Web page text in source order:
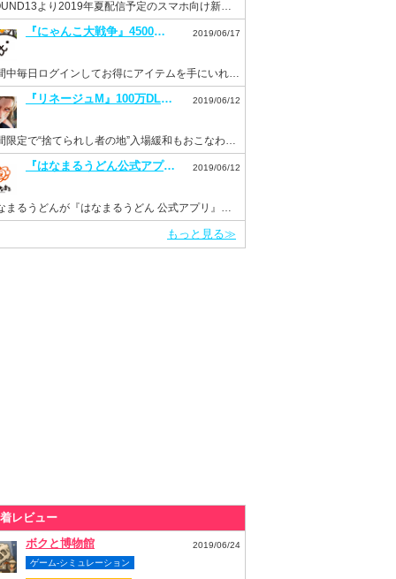
HOUND13より2019年夏配信予定のスマホ向け新作ゲーム『ハンドレッドソウル』事前登録開始
『にゃんこ大戦争』4500万DL突破記念イベントを開催。毎日ログインでネコカン20個もらえる！ 2019/06/17
期間中毎日ログインしてお得にアイテムを手にいれよう！
『リネージュM』100万DL突破を記念して“ドラゴンのサファイア”などを配布。新イベント“Versus”も開催！ 2019/06/12
期間限定で“捨てられし者の地”入場緩和もおこなわれる。
『はなまるうどん公式アプリ』がリニューアルして6月11日より配信開始！ 2019/06/12
はなまるうどんが『はなまるうどん 公式アプリ』をInsight Coreで開発
もっと見る≫
レビュー
ボクと博物館
2019/06/24
ゲーム-シミュレーション